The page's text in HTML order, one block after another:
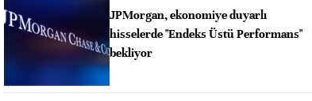
JPMorgan, ekonomiye duyarlı
hisselerde "Endeks Üstü Performans"
bekliyor